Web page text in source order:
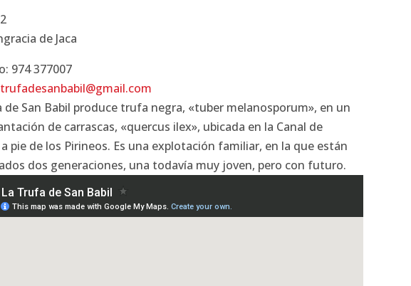
de Jaca
974 377007
de San Babil produce trufa negra, «tuber melanosporum», en un
de carrascas, «quercus ilex», ubicada en la Canal de
pie de los Pirineos. Es una explotación familiar, en la que están
dos generaciones, una todavía muy joven, pero con futuro.